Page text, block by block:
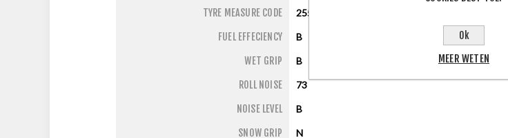
TYRE MEASURE CODE 2553520
FUEL EFFECIENCY B
WET GRIP B
ROLL NOISE 73
NOISE LEVEL B
SNOW GRIP N
Ok
MEER WETEN